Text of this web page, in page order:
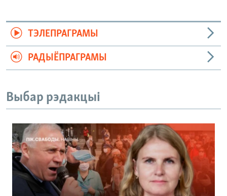
ТЭЛЕПРАГРАМЫ
РАДЫЁПРАГРАМЫ
Выбар рэдакцыі